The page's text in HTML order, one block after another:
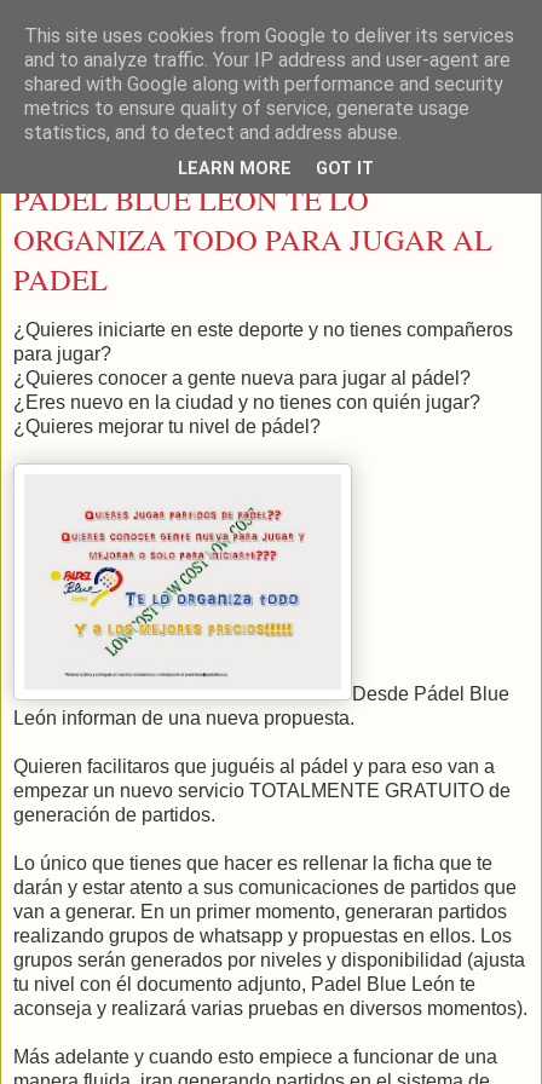
LEON PADEL
lunes, 3 de marzo de 2014
PADEL BLUE LEON TE LO
ORGANIZA TODO PARA JUGAR AL
PADEL
¿Quieres iniciarte en este deporte y no tienes compañeros
para jugar?
¿Quieres conocer a gente nueva para jugar al pádel?
¿Eres nuevo en la ciudad y no tienes con quién jugar?
¿Quieres mejorar tu nivel de pádel?
Desde Pádel Blue
León informan de una nueva propuesta.
Quieren facilitaros que juguéis al pádel y para eso van a
empezar un nuevo servicio TOTALMENTE GRATUITO de
generación de partidos.
Lo único que tienes que hacer es rellenar la ficha que te
darán y estar atento a sus comunicaciones de partidos que
van a generar. En un primer momento, generaran partidos
realizando grupos de whatsapp y propuestas en ellos. Los
grupos serán generados por niveles y disponibilidad (ajusta
tu nivel con él documento adjunto, Padel Blue León te
aconseja y realizará varias pruebas en diversos momentos).
Más adelante y cuando esto empiece a funcionar de una
This site uses cookies from Google to deliver its services
and to analyze traffic. Your IP address and user-agent are
shared with Google along with performance and security
metrics to ensure quality of service, generate usage
statistics, and to detect and address abuse.
LEARN MORE GOT IT